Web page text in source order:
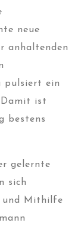
neue
anhaltenden
pulsiert ein
Damit ist
bestens
gelernte
sich
und Mithilfe